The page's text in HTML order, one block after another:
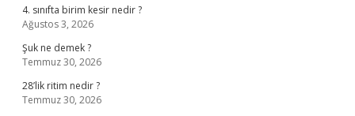
4. sınıfta birim kesir nedir ?
Ağustos 3, 2026
Şuk ne demek ?
Temmuz 30, 2026
28’lik ritim nedir ?
Temmuz 30, 2026